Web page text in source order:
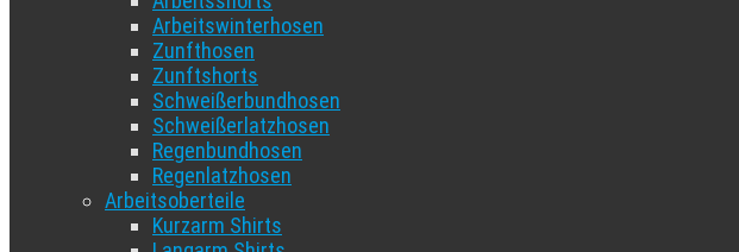
Arbeitswinterhosen
Zunfthosen
Zunftshorts
Schweißerbundhosen
Schweißerlatzhosen
Regenbundhosen
Regenlatzhosen
Arbeitsoberteile
Kurzarm Shirts